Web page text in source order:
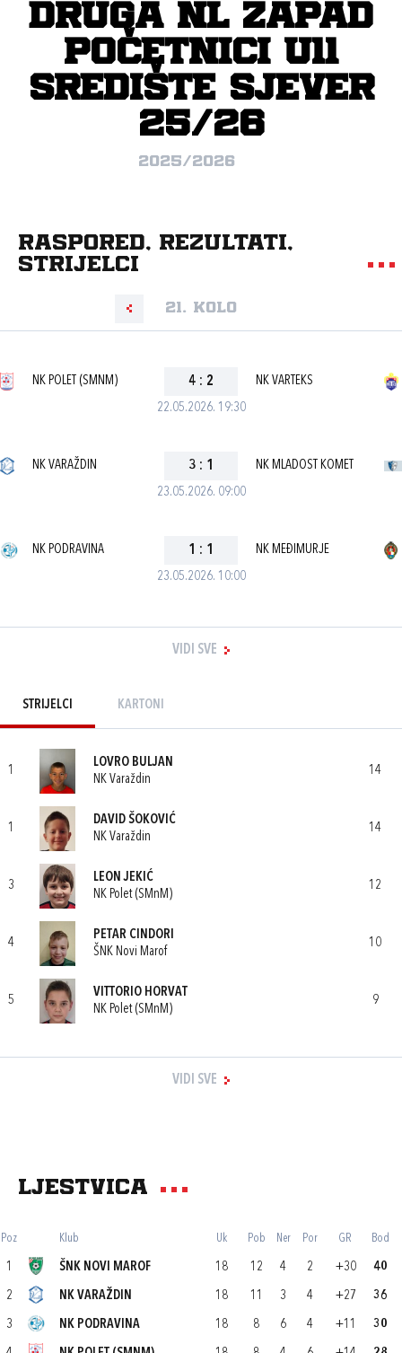
DRUGA NL ZAPAD
POČETNICI U11
SREDIŠTE SJEVER
25/26
2025/2026
Raspored, rezultati,
strijelci
21. kolo
22.05.2026. 19:30
NK POLET (SMNM) 4 : 2 NK VARTEKS
23.05.2026. 09:00
NK VARAŽDIN 3 : 1 NK MLADOST KOMET
23.05.2026. 10:00
NK PODRAVINA 1 : 1 NK MEĐIMURJE
VIDI SVE
STRIJELCI KARTONI
1
LOVRO BULJAN
NK Varaždin
14
1
DAVID ŠOKOVIĆ
NK Varaždin
14
3
LEON JEKIĆ
NK Polet (SMnM)
12
4
PETAR CINDORI
ŠNK Novi Marof
10
5
VITTORIO HORVAT
NK Polet (SMnM)
9
VIDI SVE
Ljestvica
Poz Klub Uk Pob Ner Por GR Bod
1 ŠNK NOVI MAROF 18 12 4 2 +30 40
2 NK VARAŽDIN 18 11 3 4 +27 36
3 NK PODRAVINA 18 8 6 4 +11 30